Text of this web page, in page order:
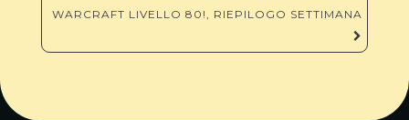
WARCRAFT LIVELLO 80!, RIEPILOGO SETTIMANA